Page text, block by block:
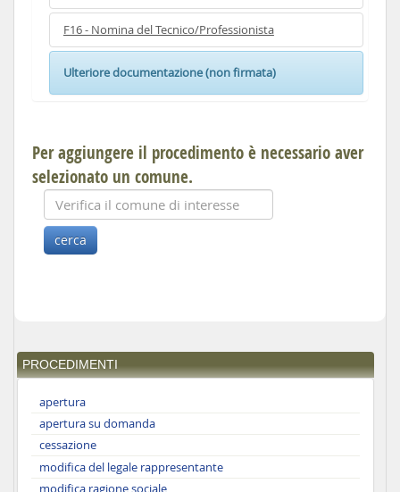
F16 - Nomina del Tecnico/Professionista
Ulteriore documentazione (non firmata)
Per aggiungere il procedimento è necessario aver
selezionato un comune.
PROCEDIMENTI
apertura
apertura su domanda
cessazione
modifica del legale rappresentante
modifica ragione sociale